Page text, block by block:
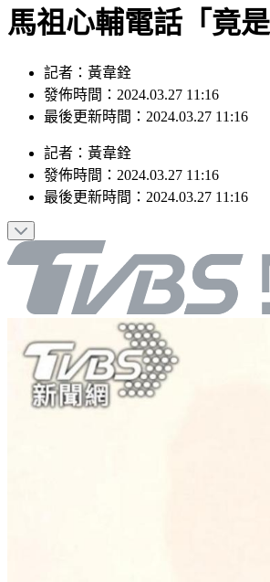
馬祖心輔電話「竟是
記者：黃韋銓
發佈時間：2024.03.27 11:16
最後更新時間：2024.03.27 11:16
記者 ： 黃韋銓
發佈時間： 2024.03.27 11:16
最後更新時間： 2024.03.27 11:16